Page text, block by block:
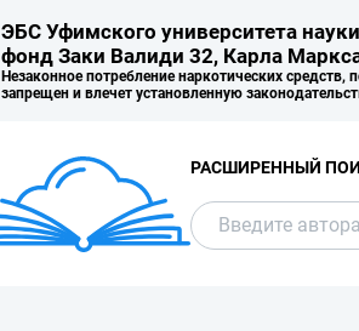
ЭБС Уфимского университета
фонд Заки Валиди 32, Карла
Незаконное потребление наркотических
запрещен и влечет установленную
РАСШИРЕННЫЙ